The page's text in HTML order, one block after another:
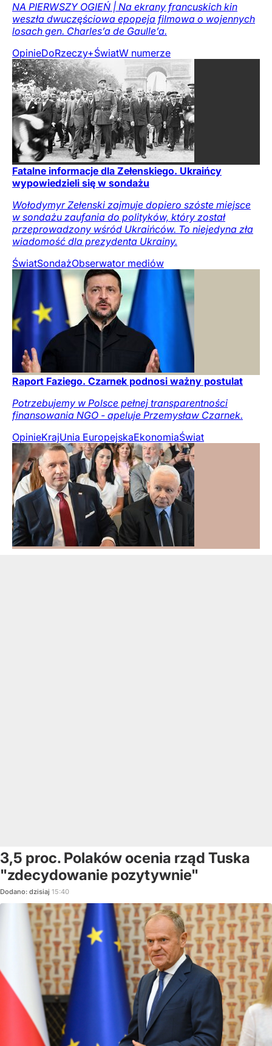
NA PIERWSZY OGIEŃ | Na ekrany francuskich kin
weszła dwuczęściowa epopeja filmowa o wojennych
losach gen. Charles’a de Gaulle’a.
OpinieDoRzeczy+ŚwiatW numerze
Fatalne informacje dla Zełenskiego. Ukraińcy
wypowiedzieli się w sondażu
Wołodymyr Zełenski zajmuje dopiero szóste miejsce
w sondażu zaufania do polityków, który został
przeprowadzony wśród Ukraińców. To niejedyna zła
wiadomość dla prezydenta Ukrainy.
ŚwiatSondażObserwator mediów
Raport Faziego. Czarnek podnosi ważny postulat
Potrzebujemy w Polsce pełnej transparentności
finansowania NGO - apeluje Przemysław Czarnek.
OpinieKrajUnia EuropejskaEkonomiaŚwiat
3,5 proc. Polaków ocenia rząd Tuska
"zdecydowanie pozytywnie"
Dodano: dzisiaj 15:40